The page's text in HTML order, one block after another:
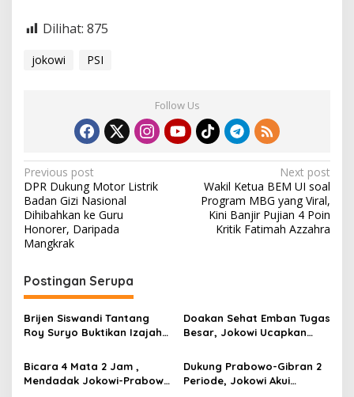
Dilihat: 875
jokowi PSI
Follow Us
P
o
s
t
a
v
i
a
Previous post
DPR Dukung Motor Listrik
Badan Gizi Nasional
Dihibahkan ke Guru
Honorer, Daripada
Mangkrak
Next post
Wakil Ketua BEM UI soal
Program MBG yang Viral,
Kini Banjir Pujian 4 Poin
Kritik Fatimah Azzahra
Postingan Serupa
Brijen Siswandi Tantang
Roy Suryo Buktikan Izajah
Sumpah Pocong ?
Doakan Sehat Emban Tugas
Besar, Jokowi Ucapkan
Bicara 4 Mata 2 Jam ,
Mendadak Jokowi-Prabowo
Dukung Prabowo-Gibran 2
Periode, Jokowi Akui